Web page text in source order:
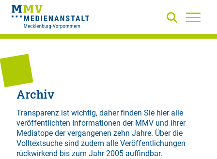
Archiv
Transparenz ist wichtig, daher finden Sie hier alle
veröffentlichten Informationen der MMV und ihrer
Mediatope der vergangenen zehn Jahre. Über die
Volltextsuchesind zudem alle Veröffentlichungen
rückwirkend bis zum Jahr 2005 auffindbar.